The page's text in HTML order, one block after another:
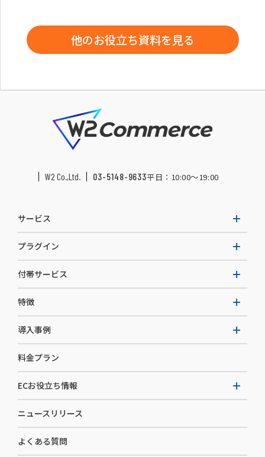
他のお役立ち資料を見る
W2 Co.,Ltd. 03-5148-9633平日：10:00〜19:00
サービス
W2 Commerce Repeat
W2 Commerce BtoB
W2 Commerce Asia
プラグイン
AI buddy
付帯サービス
EC運用構築支援・運用支援
カスタマーサクセス
セキュリティ
デザイン制作
コンサルティング
特徴
選ばれる理由
開発体制
導入事例
導入企業一覧
料金プラン
ECお役立ち情報
お役立ち資料
ニュースリリース
よくある質問